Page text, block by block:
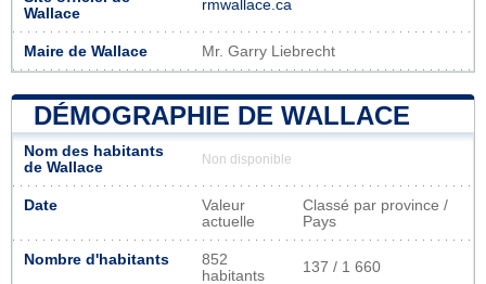
Wallace
rmwallace.ca
Maire de Wallace Mr. Garry Liebrecht
DÉMOGRAPHIE DE WALLACE
Nom des habitants
de Wallace
Non disponible
Date
Valeur
actuelle
Classé par province /
Pays
Nombre d'habitants
852
habitants
137 / 1 660